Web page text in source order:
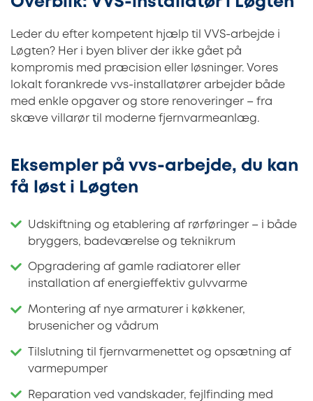
Leder du efter kompetent hjælp til VVS-arbejde i
Løgten? Her i byen bliver der ikke gået på
kompromis med præcision eller løsninger. Vores
lokalt forankrede vvs-installatører arbejder både
med enkle opgaver og store renoveringer – fra
skæve villarør til moderne fjernvarmeanlæg.
Eksempler på vvs-arbejde, du kan
få løst i Løgten
Udskiftning og etablering af rørføringer – i både
bryggers, badeværelse og teknikrum
Opgradering af gamle radiatorer eller
installation af energieffektiv gulvvarme
Montering af nye armaturer i køkkener,
brusenicher og vådrum
Tilslutning til fjernvarmenettet og opsætning af
varmepumper
Reparation ved vandskader, fejlfinding med